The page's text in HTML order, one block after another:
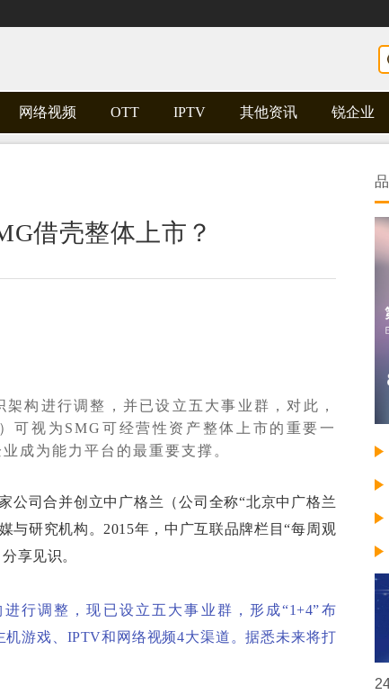
网络视频 OTT IPTV 其他资讯 锐企业
借壳整体上市？
构进行调整，并已设立五大事业群，对此，
可视为SMG可经营性资产整体上市的重要一
成为能力平台的最重要支撑。
司合并创立中广格兰（公司全称“北京中广格兰
与研究机构。2015年，中广互联品牌栏目“每周观
享见识。
行调整，现已设立五大事业群，形成“1+4”布
机游戏、IPTV和网络视频4大渠道。据悉未来将打